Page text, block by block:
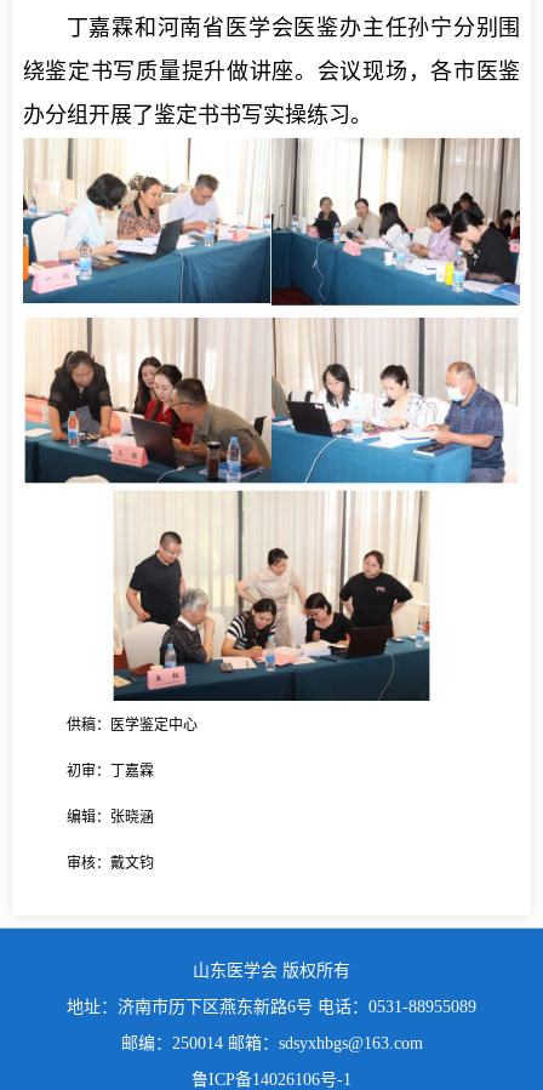
丁嘉霖和河南省医学会医鉴办主任孙宁分别围
绕鉴定书写质量提升做讲座。会议现场，各市医鉴
办分组开展了鉴定书书写实操练习。
供稿：医学鉴定中心
初审：丁嘉霖
编辑：张晓涵
审核：戴文钧
山东医学会 版权所有
地址：济南市历下区燕东新路6号 电话：0531-88955089
邮编：250014 邮箱：sdsyxhbgs@163.com
鲁ICP备14026106号-1